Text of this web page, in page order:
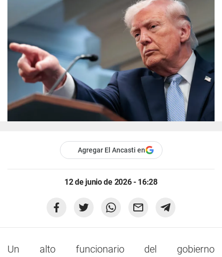
Agregar El Ancasti en
12 de junio de 2026 - 16:28
Un alto funcionario del gobierno